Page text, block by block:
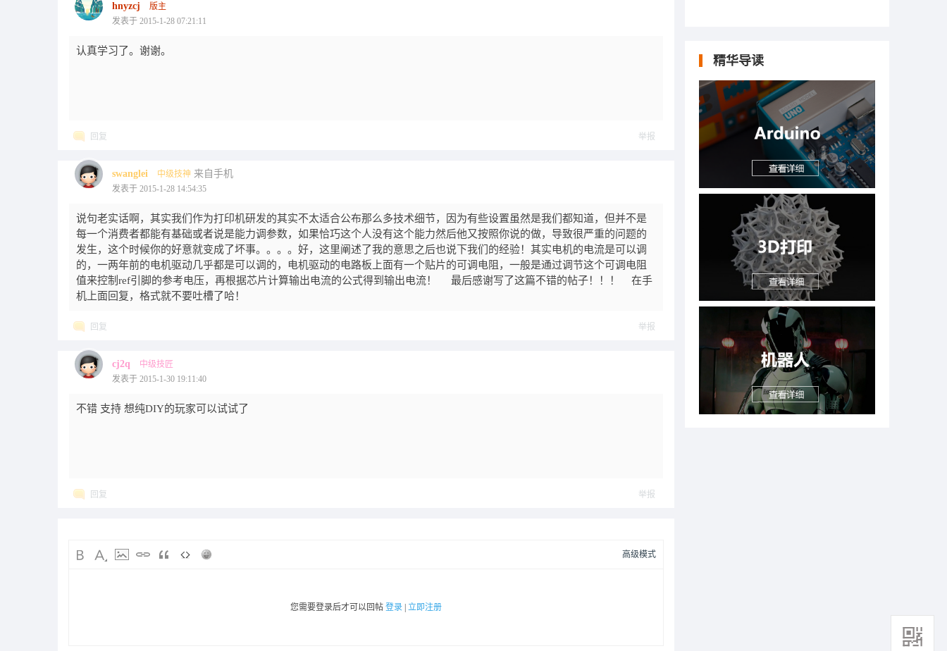
hnyzcj
版主
发表于 2015-1-28 07:21:11
认真学习了。谢谢。
回复 举报
swanglei 中级技神 来自手机
发表于 2015-1-28 14:54:35
说句老实话啊，其实我们作为打印机研发的其实不太适合公布那么多技术细节，因为有些设置虽然是我们都知道，但并不是
每一个消费者都能有基础或者说是能力调参数，如果恰巧这个人没有这个能力然后他又按照你说的做，导致很严重的问题的
发生，这个时候你的好意就变成了坏事。。。。好，这里阐述了我的意思之后也说下我们的经验！其实电机的电流是可以调
的，一两年前的电机驱动几乎都是可以调的，电机驱动的电路板上面有一个贴片的可调电阻，一般是通过调节这个可调电阻
值来控制ref引脚的参考电压，再根据芯片计算输出电流的公式得到输出电流！ 最后感谢写了这篇不错的帖子！！！ 在手
机上面回复，格式就不要吐槽了哈！
回复 举报
cj2q
中级技匠
发表于 2015-1-30 19:11:40
不错 支持 想纯DIY的玩家可以试试了
回复 举报
高级模式
您需要登录后才可以回帖 登录 立即注册
精华导读